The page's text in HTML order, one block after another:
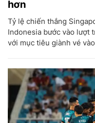
hơn
Tỷ lệ chiến thắng
Indonesia bước vào lượt
với mục tiêu giành vé